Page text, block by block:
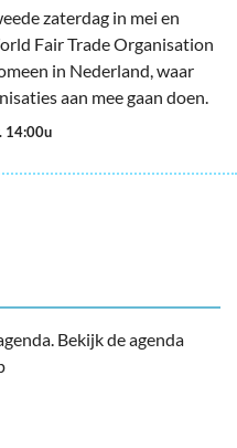
zaterdag in mei en
Fair Trade Organisation
in Nederland, waar
aan mee gaan doen.
14:00u
Bekijk de agenda